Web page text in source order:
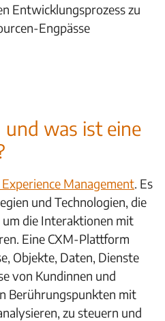
Entwicklungsprozess zu
Engpässe
was ist eine
Management. Es
und Technologien, die
die Interaktionen mit
Eine CXM-Plattform
Objekte, Daten, Dienste
von Kundinnen und
Berührungspunkten mit
zu steuern und